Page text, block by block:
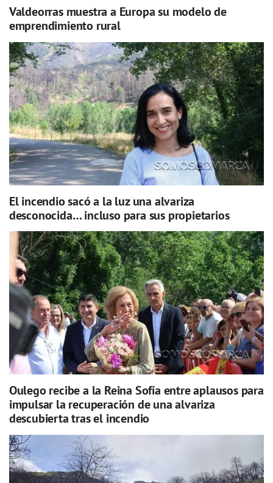
Valdeorras muestra a Europa su modelo de
emprendimiento rural
El incendio sacó a la luz una alvariza
desconocida… incluso para sus propietarios
Oulego recibe a la Reina Sofía entre aplausos para
impulsar la recuperación de una alvariza
descubierta tras el incendio